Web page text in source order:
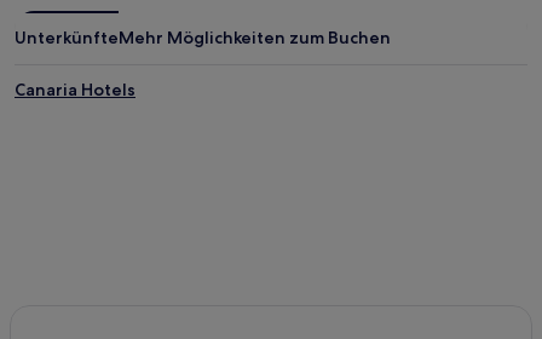
UnterkünfteMehr Möglichkeiten zum Buchen
Canaria Hotels